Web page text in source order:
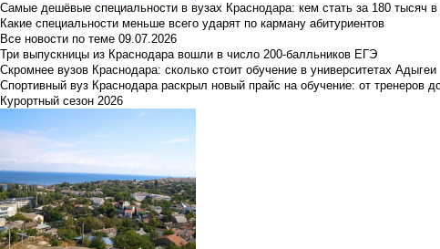
Самые дешёвые специальности в вузах Краснодара: кем стать за 180 тысяч в
Какие специальности меньше всего ударят по карману абитуриентов
Все новости по теме 09.07.2026
Три выпускницы из Краснодара вошли в число 200-балльников ЕГЭ
Скромнее вузов Краснодара: сколько стоит обучение в университетах Адыгеи
Спортивный вуз Краснодара раскрыл новый прайс на обучение: от тренеров
Курортный сезон 2026